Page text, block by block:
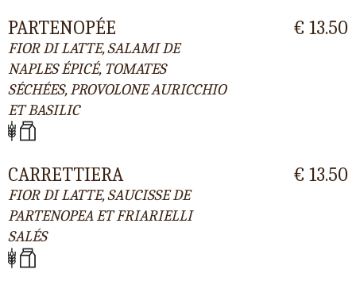
PARTENOPÉE
FIOR DI LATTE, SALAMI DE
NAPLES ÉPICÉ, TOMATES
SÉCHÉES, PROVOLONE AURICCHIO
ET BASILIC
€ 13.50
CARRETTIERA
FIOR DI LATTE, SAUCISSE DE
PARTENOPEA ET FRIARIELLI
SALÉS
€ 13.50